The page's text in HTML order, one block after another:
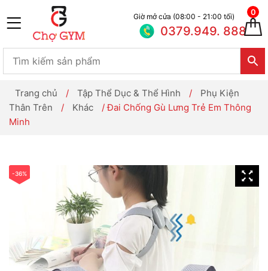
Giờ mở cửa (08:00 - 21:00 tối)
0379.949. 888
0
Trang chủ / Tập Thể Dục & Thể Hình /
Phụ Kiện
Thân Trên
/ Khác
/ Đai Chống Gù Lưng Trẻ Em Thông
Minh
-36%